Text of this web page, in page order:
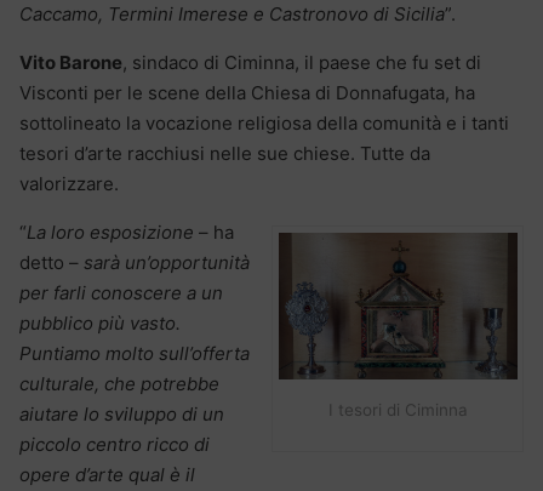
Caccamo, Termini Imerese e Castronovo di Sicilia”.
Vito Barone, sindaco di Ciminna, il paese che fu set di
Visconti per le scene della Chiesa di Donnafugata, ha
sottolineato la vocazione religiosa della comunità e i tanti
tesori d’arte racchiusi nelle sue chiese. Tutte da
valorizzare.
I tesori di Ciminna
“La loro esposizione – ha
detto – sarà un’opportunità
per farli conoscere a un
pubblico più vasto.
Puntiamo molto sull’offerta
culturale, che potrebbe
aiutare lo sviluppo di un
piccolo centro ricco di
opere d’arte qual è il